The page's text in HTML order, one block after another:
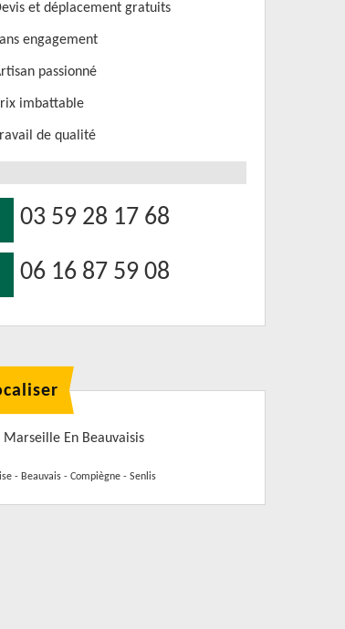
et déplacement gratuits
engagement
passionné
imbattable
Travail de qualité
03 59 28 17 68
06 16 87 59 08
Marseille En Beauvaisis
- Beauvais - Compiègne - Senlis